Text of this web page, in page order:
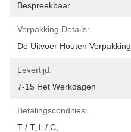
Bespreekbaar
Verpakking Details:
De Uitvoer Houten Verpakking
Levertijd:
7-15 Het Werkdagen
Betalingscondities:
T / T, L / C,